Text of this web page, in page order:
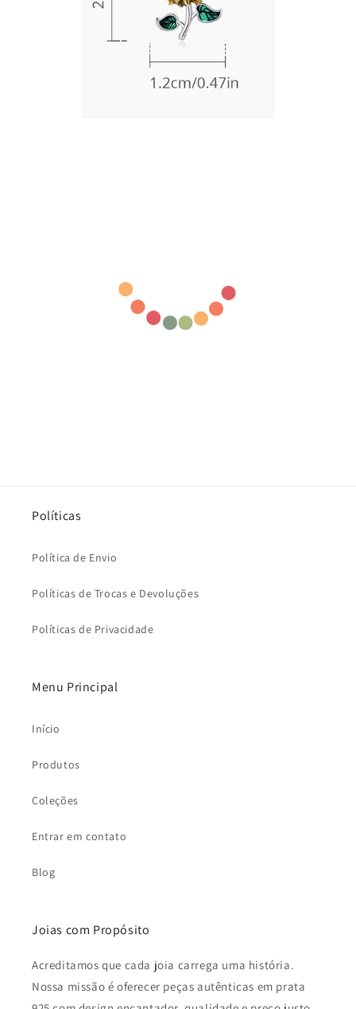
Políticas
Política de Envio
Políticas de Trocas e Devoluções
Políticas de Privacidade
Menu Principal
Início
Produtos
Coleções
Entrar em contato
Blog
Joias com Propósito
Acreditamos que cada joia carrega uma história.
Nossa missão é oferecer peças autênticas em prata